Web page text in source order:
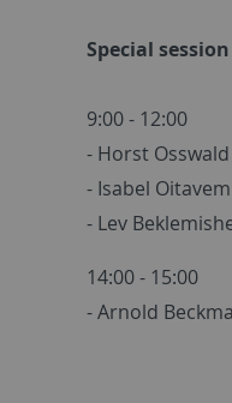
Special
9:00 - 12:00
- Horst Osswald
- Isabel Oitavem
- Lev
14:00 - 15:00
- Arnold